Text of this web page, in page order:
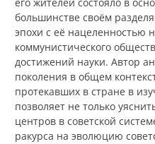
его жителей состояло в
большинстве своём
эпохи с её нацеленностью
коммунистического
достижений науки. Автор
поколения в общем
протекавших в стране в
позволяет не только
центров в советской
ракурса на эволюцию